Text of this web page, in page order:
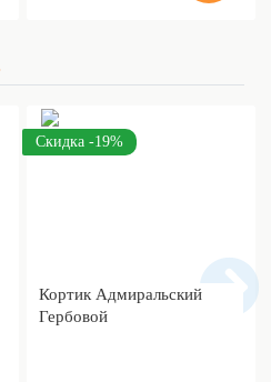
Скидка -19%
Кортик Адмиральский
Гербовой